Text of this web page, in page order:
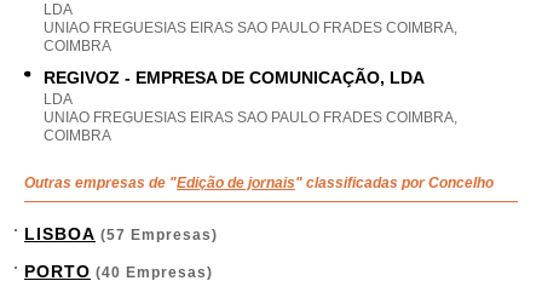
LDA
UNIAO FREGUESIAS EIRAS SAO PAULO FRADES COIMBRA,
COIMBRA
REGIVOZ - EMPRESA DE COMUNICAÇÃO, LDA
LDA
UNIAO FREGUESIAS EIRAS SAO PAULO FRADES COIMBRA,
COIMBRA
Outras empresas de "Edição de jornais" classificadas por Concelho
LISBOA (57 Empresas)
PORTO (40 Empresas)